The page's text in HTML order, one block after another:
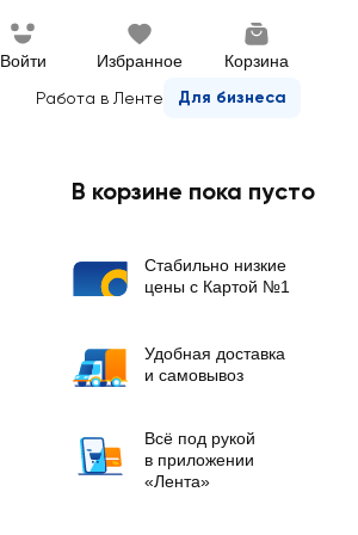
Войти Избранное
Корзина
Работа в Ленте
Для бизнеса
В корзине пока пусто
Стабильно низкие
цены с Картой №1
Удобная доставка
и самовывоз
Всё под рукой
в приложении
«Лента»